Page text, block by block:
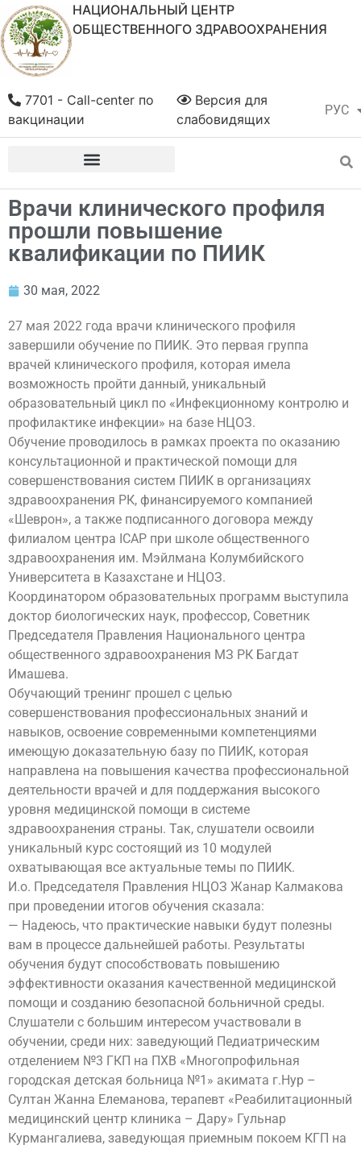
НАЦИОНАЛЬНЫЙ ЦЕНТР
ОБЩЕСТВЕННОГО ЗДРАВООХРАНЕНИЯ
РУС
ҚАЗ
Версия для
слабовидящих
7701 - Call-center по
вакцинации
Врачи клинического профиля
прошли повышение
квалификации по ПИИК
30 мая, 2022
27 мая 2022 года врачи клинического профиля
завершили обучение по ПИИК. Это первая группа
врачей клинического профиля, которая имела
возможность пройти данный, уникальный
образовательный цикл по «Инфекционному контролю и
профилактике инфекции» на базе НЦОЗ.
Обучение проводилось в рамках проекта по оказанию
консультационной и практической помощи для
совершенствования систем ПИИК в организациях
здравоохранения РК, финансируемого компанией
«Шеврон», а также подписанного договора между
филиалом центра ICAP при школе общественного
здравоохранения им. Мэйлмана Колумбийского
Университета в Казахстане и НЦОЗ.
Координатором образовательных программ выступила
доктор биологических наук, профессор, Советник
Председателя Правления Национального центра
общественного здравоохранения МЗ РК Багдат
Имашева.
Обучающий тренинг прошел с целью
совершенствования профессиональных знаний и
навыков, освоение современными компетенциями
имеющую доказательную базу по ПИИК, которая
направлена на повышения качества профессиональной
деятельности врачей и для поддержания высокого
уровня медицинской помощи в системе
здравоохранения страны. Так, слушатели освоили
уникальный курс состоящий из 10 модулей
охватывающая все актуальные темы по ПИИК.
И.о. Председателя Правления НЦОЗ Жанар Калмакова
при проведении итогов обучения сказала:
— Надеюсь, что практические навыки будут полезны
вам в процессе дальнейшей работы. Результаты
обучения будут способствовать повышению
эффективности оказания качественной медицинской
помощи и созданию безопасной больничной среды.
Слушатели с большим интересом участвовали в
обучении, среди них: заведующий Педиатрическим
отделением №3 ГКП на ПХВ «Многопрофильная
городская детская больница №1» акимата г.Нур –
Султан Жанна Елеманова, терапевт «Реабилитационный
медицинский центр клиника – Дару» Гульнар
Курмангалиева, заведующая приемным покоем КГП на